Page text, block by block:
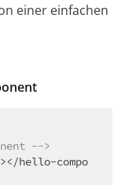
einer einfachen
-->
hello-compo